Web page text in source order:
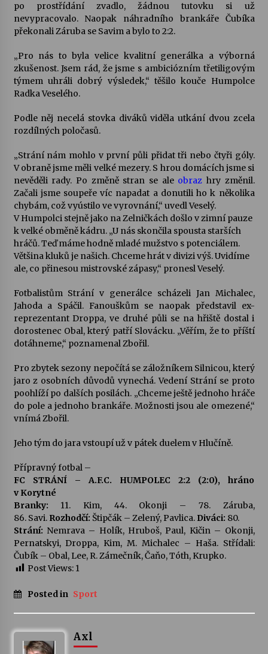
po prostřídání zvadlo, žádnou tutovku si už
nevypracovalo. Naopak náhradního brankáře Čubíka
překonali Záruba se Savim a bylo to 2:2.
„Pro nás to byla velice kvalitní generálka a výborná
zkušenost. Jsem rád, že jsme s ambiciózním třetiligovým
týmem uhráli dobrý výsledek,“ těšilo kouče Humpolce
Radka Veselého.
Podle něj necelá stovka diváků viděla utkání dvou zcela
rozdílných poločasů.
„Strání nám mohlo v první půli přidat tři nebo čtyři góly.
V obraně jsme měli velké mezery. S hrou domácích jsme si
nevěděli rady. Po změně stran se ale obraz hry změnil.
Začali jsme soupeře víc napadat a donutili ho k několika
chybám, což vyústilo ve vyrovnání,“ uvedl Veselý.
V Humpolci stejně jako na Zelničkách došlo v zimní pauze
k velké obměně kádru. „U nás skončila spousta starších
hráčů. Teď máme hodně mladé mužstvo s potenciálem.
Většina kluků je našich. Chceme hrát v divizi výš. Uvidíme
ale, co přinesou mistrovské zápasy,“ pronesl Veselý.
Fotbalistům Strání v generálce scházeli Jan Michalec,
Jahoda a Spáčil. Fanouškům se naopak představil ex-
reprezentant Droppa, ve druhé půli se na hřiště dostal i
dorostenec Obal, který patří Slovácku. „Věřím, že to příští
dotáhneme,“ poznamenal Zbořil.
Pro zbytek sezony nepočítá se záložníkem Silnicou, který
jaro z osobních důvodů vynechá. Vedení Strání se proto
poohlíží po dalších posilách. „Chceme ještě jednoho hráče
do pole a jednoho brankáře. Možnosti jsou ale omezené,“
vnímá Zbořil.
Jeho tým do jara vstoupí už v pátek duelem v Hlučíně.
Přípravný fotbal –
FC STRÁNÍ – A.F.C. HUMPOLEC 2:2 (2:0), hráno
v Korytné
Branky: 11. Kim, 44. Okonji – 78. Záruba,
86. Savi. Rozhodčí: Štipčák – Zelený, Pavlica.Diváci: 80.
Strání: Nemrava – Holík, Hruboš, Paul, Kičin – Okonji,
Pernatskyi, Droppa, Kim, M. Michalec – Haša. Střídali:
Čubík – Obal, Lee, R. Zámečník, Čaňo, Tóth, Krupko.
Post Views: 1
Posted in Sport
Axl